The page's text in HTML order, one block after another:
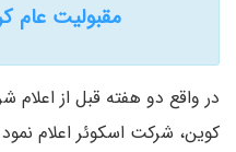
مقبولیت عام
در واقع دو هفته قبل از